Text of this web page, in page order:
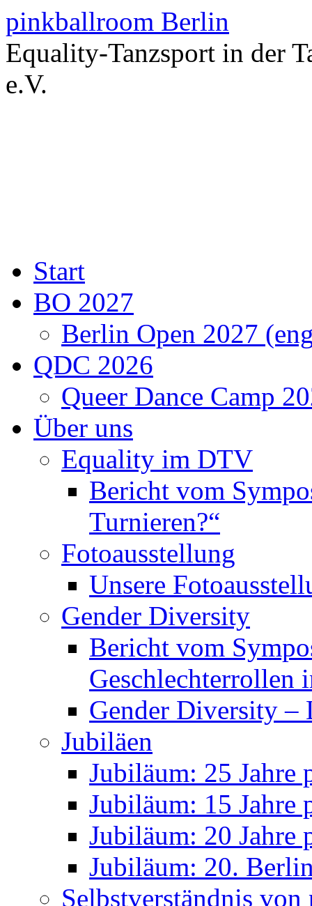
Zum
Inhalt
springen
pinkballroom Berlin
Equality-Tanzsport in der
e.V.
Berlin Open 2027
QDC 2026
Queer Dance Camp
Über uns
Equality im DTV
Bericht vom
Turnieren?“
Fotoausstellung
Unsere
Gender Diversity
Bericht vom
Geschlechterrollen
Gender Diversity –
Jubiläen
Jubiläum: 25 Jahre
Jubiläum: 15 Jahre
Jubiläum: 20 Jahre
Jubiläum: 20.
Selbstverständnis
e.V.
Unsere Partner